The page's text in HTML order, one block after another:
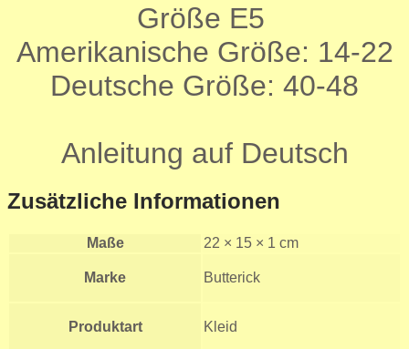
Größe E5
Amerikanische Größe: 14-22
Deutsche Größe: 40-48
Anleitung auf Deutsch
Zusätzliche Informationen
Maße 22 × 15 × 1 cm
Marke Butterick
Produktart Kleid